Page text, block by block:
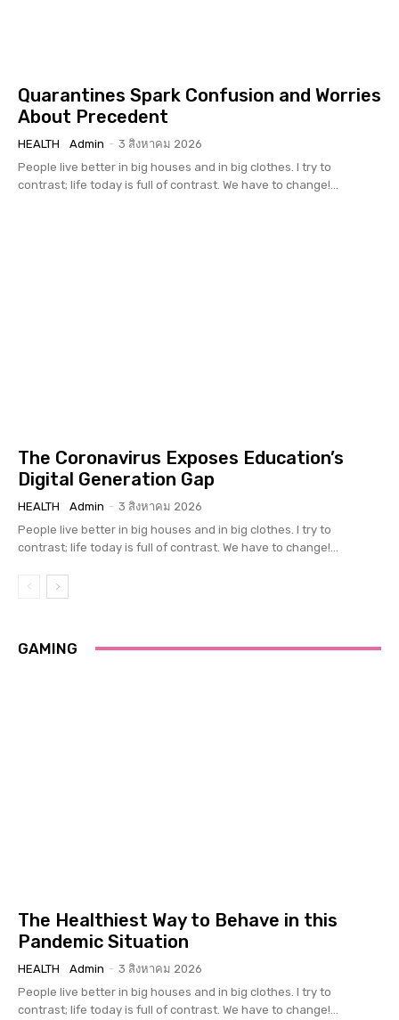
Quarantines Spark Confusion and Worries
About Precedent
HEALTH Admin - 3 สิงหาคม 2026
People live better in big houses and in big clothes. I try to
contrast; life today is full of contrast. We have to change!...
The Coronavirus Exposes Education’s
Digital Generation Gap
HEALTH Admin - 3 สิงหาคม 2026
People live better in big houses and in big clothes. I try to
contrast; life today is full of contrast. We have to change!...
GAMING
The Healthiest Way to Behave in this
Pandemic Situation
HEALTH Admin - 3 สิงหาคม 2026
People live better in big houses and in big clothes. I try to
contrast; life today is full of contrast. We have to change!...